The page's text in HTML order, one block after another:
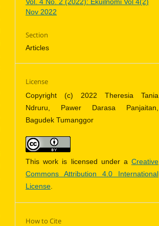
Nov 2022
Section
Articles
License
Copyright (c) 2022 Theresia Tania
Ndruru, Pawer Darasa Panjaitan,
Bagudek Tumanggor
This work is licensed under a Creative
Commons Attribution 4.0 International
License
How to Cite